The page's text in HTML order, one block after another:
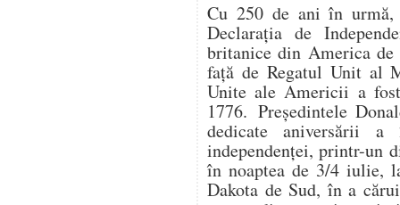
Cu 250 de ani în
Declarația de
britanice din America de
față de Regatul Unit al
Unite ale Americii a
1776. Președintele
dedicate aniversării
independenței, printr-un
în noaptea de 3/4 iulie,
Dakota de Sud, în a